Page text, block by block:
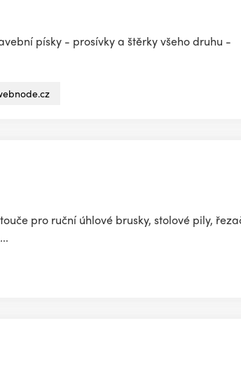
písky - prosívky a štěrky všeho druhu -
pro ruční úhlové brusky, stolové pily,